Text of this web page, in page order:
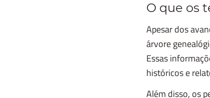
O que os
Apesar dos
árvore
Essas
históricos e
Além disso, os